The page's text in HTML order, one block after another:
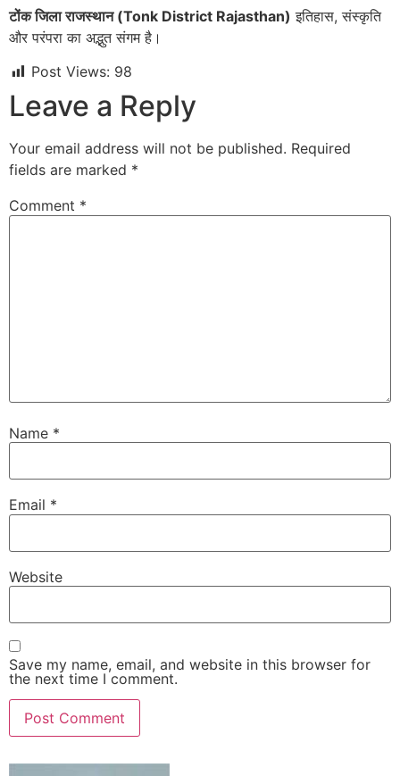
टोंक जिला राजस्थान (Tonk District Rajasthan) इतिहास, संस्कृति
और परंपरा का अद्भुत संगम है।
Post Views: 98
Leave a Reply
Your email address will not be published. Required
fields are marked *
Comment *
Name *
Email *
Website
Save my name, email, and website in this browser for
the next time I comment.